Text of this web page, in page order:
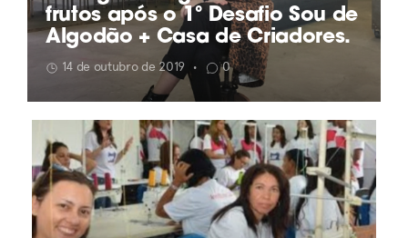
frutos após o 1º Desafio Sou de
Algodão + Casa de Criadores.
14 de outubro de 2019 • 0